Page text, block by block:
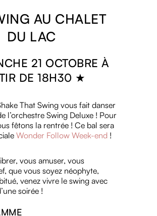
AU CHALET
DU LAC
21 OCTOBRE À
DE 18H30 ★
That Swing vous fait danser
l’orchestre Swing Deluxe ! Pour
fêtons la rentrée ! Ce bal sera
Wonder Follow Week-end !
vous amuser, vous
que vous soyez néophyte,
venez vivre le swing avec
soirée !